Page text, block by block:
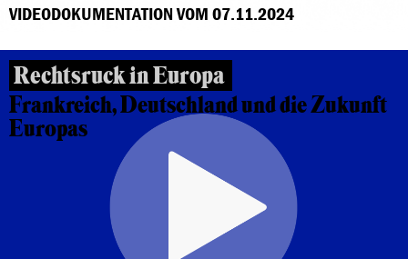
VIDEODOKUMENTATION VOM 07.11.2024
Rechtsruck in Europa
Frankreich, Deutschland und die Zukunft
Europas